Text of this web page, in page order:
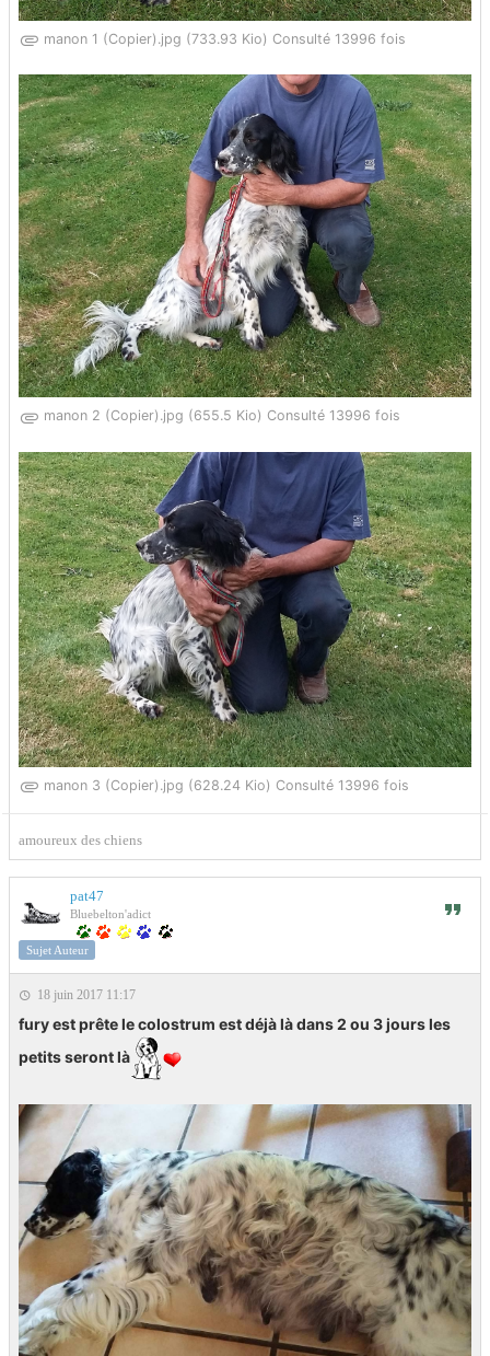
manon 1 (Copier).jpg (733.93 Kio) Consulté 13996 fois
manon 2 (Copier).jpg (655.5 Kio) Consulté 13996 fois
manon 3 (Copier).jpg (628.24 Kio) Consulté 13996 fois
amoureux des chiens
pat47
Bluebelton'adict
Sujet Auteur
18 juin 2017 11:17
fury est prête le colostrum est déjà là dans 2 ou 3 jours les
petits seront là